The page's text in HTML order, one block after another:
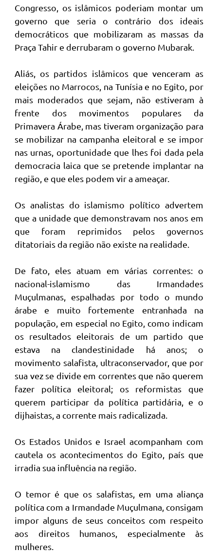
Congresso, os islâmicos poderiam montar um
governo que seria o contrário dos ideais
democráticos que mobilizaram as massas da
Praça Tahir e derrubaram o governo Mubarak.
Aliás, os partidos islâmicos que venceram as
eleições no Marrocos, na Tunísia e no Egito, por
mais moderados que sejam, não estiveram à
frente dos movimentos populares da
Primavera Árabe, mas tiveram organização para
se mobilizar na campanha eleitoral e se impor
nas urnas, oportunidade que lhes foi dada pela
democracia laica que se pretende implantar na
região, e que eles podem vir a ameaçar.
Os analistas do islamismo político advertem
que a unidade que demonstravam nos anos em
que foram reprimidos pelos governos
ditatoriais da região não existe na realidade.
De fato, eles atuam em várias correntes: o
nacional-islamismo das Irmandades
Muçulmanas, espalhadas por todo o mundo
árabe e muito fortemente entranhada na
população, em especial no Egito, como indicam
os resultados eleitorais de um partido que
estava na clandestinidade há anos; o
movimento salafista, ultraconservador, que por
sua vez se divide em correntes que não querem
fazer política eleitoral; os reformistas que
querem participar da política partidária, e o
dijhaistas, a corrente mais radicalizada.
Os Estados Unidos e Israel acompanham com
cautela os acontecimentos do Egito, país que
irradia sua influência na região.
O temor é que os salafistas, em uma aliança
política com a Irmandade Muçulmana, consigam
impor alguns de seus conceitos com respeito
aos direitos humanos, especialmente às
mulheres.